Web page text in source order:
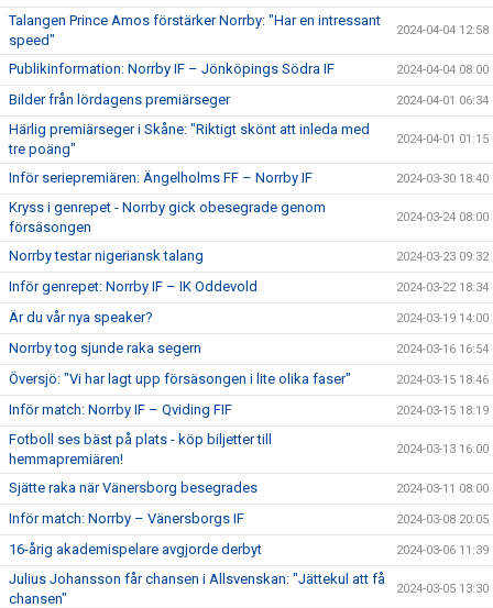
Talangen Prince Amos förstärker Norrby: "Har en intressant
speed"
2024-04-04 12:58
Publikinformation: Norrby IF – Jönköpings Södra IF 2024-04-04 08:00
Bilder från lördagens premiärseger 2024-04-01 06:34
Härlig premiärseger i Skåne: "Riktigt skönt att inleda med
tre poäng"
2024-04-01 01:15
Inför seriepremiären: Ängelholms FF – Norrby IF 2024-03-30 18:40
Kryss i genrepet - Norrby gick obesegrade genom
försäsongen
2024-03-24 08:00
Norrby testar nigeriansk talang 2024-03-23 09:32
Inför genrepet: Norrby IF – IK Oddevold 2024-03-22 18:34
Är du vår nya speaker? 2024-03-19 14:00
Norrby tog sjunde raka segern 2024-03-16 16:54
Översjö: "Vi har lagt upp försäsongen i lite olika faser" 2024-03-15 18:46
Inför match: Norrby IF – Qviding FIF 2024-03-15 18:19
Fotboll ses bäst på plats - köp biljetter till
hemmapremiären!
2024-03-13 16:00
Sjätte raka när Vänersborg besegrades 2024-03-11 08:00
Inför match: Norrby – Vänersborgs IF 2024-03-08 20:05
16-årig akademispelare avgjorde derbyt 2024-03-06 11:39
Julius Johansson får chansen i Allsvenskan: "Jättekul att få
chansen"
2024-03-05 13:30